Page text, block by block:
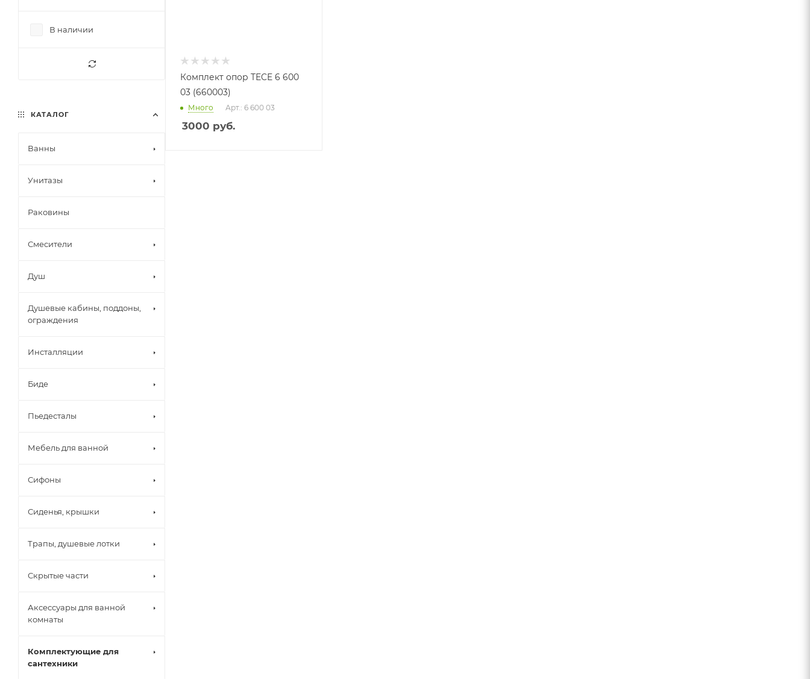
Комплект опор TECE 6 600
03 (660003)
Много Арт.: 6 600 03
3000 руб.
В наличии
КАТАЛОГ
Ванны
Унитазы
Раковины
Смесители
Душ
Душевые кабины, поддоны,
ограждения
Инсталляции
Биде
Пьедесталы
Мебель для ванной
Сифоны
Сиденья, крышки
Трапы, душевые лотки
Скрытые части
Аксессуары для ванной
комнаты
Комплектующие для
сантехники